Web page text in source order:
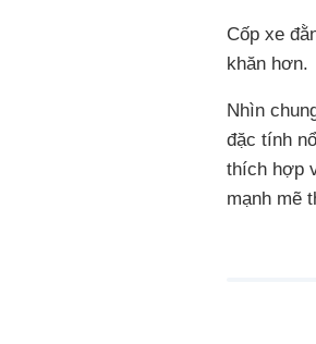
Cốp xe
khăn hơn.
Nhìn
đặc tính
thích hợp
mạnh mẽ